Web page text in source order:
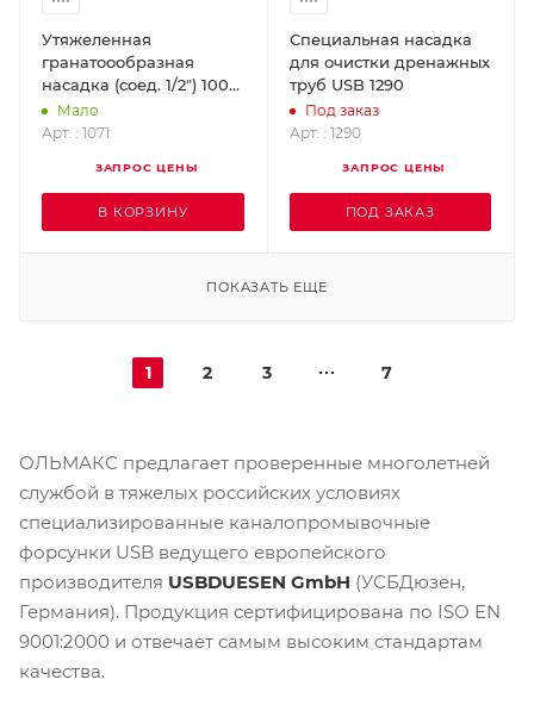
Утяжеленная
гранатоообразная
насадка (соед. 1/2") 100
л/мин 200 бар 80 м USB
1071
Мало
Арт. : 1071
ЗАПРОС ЦЕНЫ
В КОРЗИНУ
Специальная насадка
для очистки дренажных
труб USB 1290
Под заказ
Арт. : 1290
ЗАПРОС ЦЕНЫ
ПОД ЗАКАЗ
ПОКАЗАТЬ ЕЩЕ
1 2 3 7
ОЛЬМАКС предлагает проверенные многолетней
службой в тяжелых российских условиях
специализированные каналопромывочные
форсунки USB ведущего европейского
производителя USBDUESEN GmbH (УСБДюзен,
Германия). Продукция сертифицирована по ISO EN
9001:2000 и отвечает самым высоким стандартам
качества.